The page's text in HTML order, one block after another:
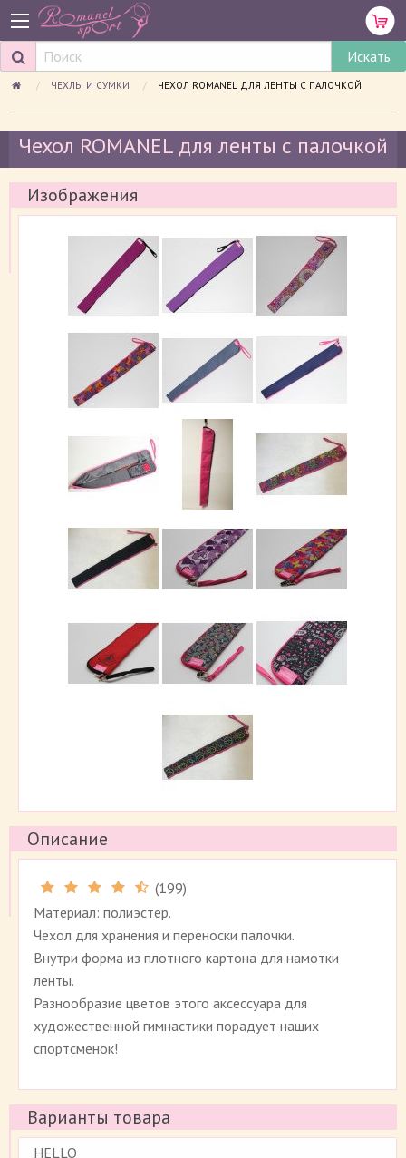
ЧЕХЛЫ И СУМКИ ПРОСМАТРИВАЕМАЯ СТРАНИЦА:
ЧЕХОЛ ROMANEL ДЛЯ ЛЕНТЫ С ПАЛОЧКОЙ
Чехол ROMANEL для ленты с палочкой
Изображения
Описание
(199)
Материал: полиэстер.
Чехол для хранения и переноски палочки.
Внутри форма из плотного картона для намотки
ленты.
Разнообразие цветов этого аксессуара для
художественной гимнастики порадует наших
спортсменок!
Варианты товара
HELLO